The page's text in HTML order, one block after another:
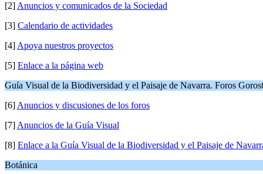
[2] Anuncios y comunicados de la Sociedad
[3] Calendario de actividades
[4] Apoya nuestros proyectos
[5] Enlace a la página web
Guía Visual de la Biodiversidad y el Paisaje de Navarra. Foros
[6] Anuncios y discusiones de los foros
[7] Anuncios de la Guía Visual
[8] Enlace a la Guía Visual de la Biodiversidad y el Paisaje de
Botánica